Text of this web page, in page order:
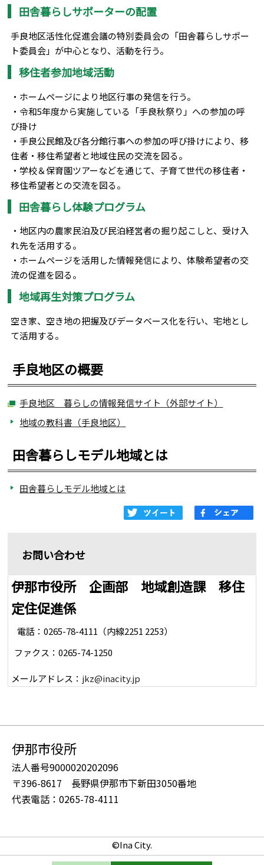
田舎暮らしサポーターの配置
手良地区活性化促進会議の特別委員会の「田舎暮らしサポー
ト委員会」が中心となり、活動を行う。
移住者参加地域活動
・ホームページにより地区行事の発信を行う。
・令和5年度から実施している「手良秋祭り」への参加の呼
び掛け
・手良公民館及び各分館行事への参加の呼び掛けにより、移
住者・移住希望者と地域住民の交流を図る。
・学校＆保育園ツアーなどを通じて、子育て世代の移住者・
移住希望者との交流を図る。
田舎暮らし体験プログラム
・地区内の農家民泊及び民泊経営者の掘り起こしと、受け入
れ先を活用する。
・ホームページを活用した情報発信により、体験希望者の交
流の促進を図る。
地域再生対策プログラム
空き家、空き地の把握及びデータベース化を行い、宅地とし
て活用する。
手良地区の概要
手良地区 暮らしの情報発信サイト（外部サイト）
地域の教科書（手良地区）
田舎暮らしモデル地域とは
田舎暮らしモデル地域とは
お問い合わせ
伊那市役所 企画部 地域創造課 移住
定住促進係
電話：0265-78-4111（内線2251 2253）
ファクス：0265-74-1250
メールアドレス： jkz@inacity.jp
伊那市役所
法人番号9000020202096
〒396-8617 長野県伊那市下新田3050番地
代表電話：0265-78-4111
©Ina City.